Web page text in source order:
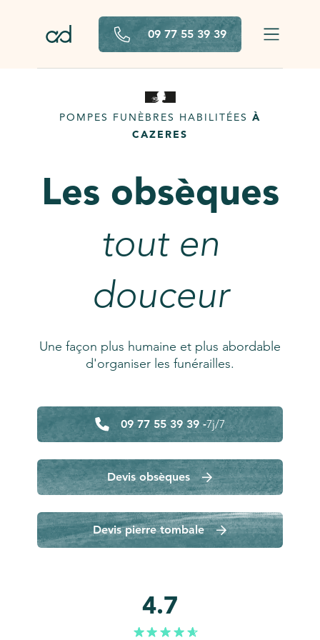
09 77 55 39 39
POMPES FUNÈBRES HABILITÉES À
CAZERES
Les obsèques
tout en
douceur
Une façon plus humaine et plus abordable
d'organiser les funérailles.
09 77 55 39 39 -7j/7
Devis obsèques
Devis pierre tombale
4.7